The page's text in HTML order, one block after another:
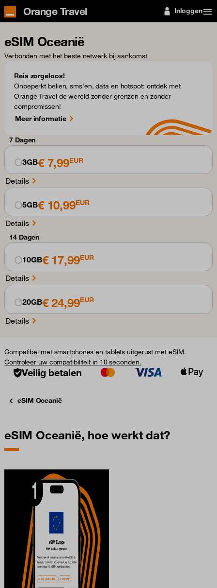
Orange Travel Inloggen
eSIM Oceanië
Verbonden met het beste netwerk bij aankomst
Reis zorgeloos!
Onbeperkt bellen, sms'en, data en hotspot: ontdek met
Orange Travel de wereld zonder grenzen en zonder
compromissen!
Meer informatie
7 Dagen
3GB€ 7,99EUR
Details
5GB€ 10,99EUR
Details
14 Dagen
10GB€ 17,99EUR
Details
20GB€ 24,99EUR
Details
Compatibel met smartphones en tablets uitgerust met eSIM.
Controleer uw compatibiliteit in 10 seconden.
Veilig betalen
eSIM Oceanië
eSIM Oceanië, hoe werkt dat?